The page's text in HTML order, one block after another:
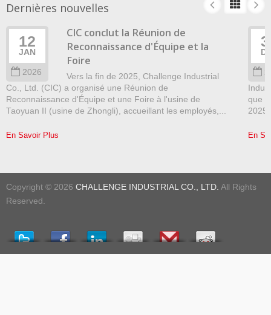
Dernières nouvelles
12
JAN
2026
CIC conclut la Réunion de
Reconnaissance d'Équipe et la
Foire
Vers la fin de 2025, Challenge Industrial
Co., Ltd. (CIC) a organisé une Réunion de
Reconnaissance d'Équipe et une Foire à l'usine de
Taoyuan II (usine de Zhongli), accueillant les employés,...
En Savoir Plus
que
En
Copyright © 2026 CHALLENGE INDUSTRIAL CO., LTD. All Rights
Reserved.